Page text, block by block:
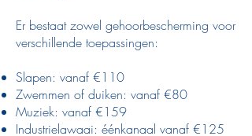
Er bestaat zowel gehoorbescherming voor
verschillende toepassingen:
Slapen: vanaf €110
Zwemmen of duiken: vanaf €80
Muziek: vanaf €159
Industrielawaai: éénkanaal vanaf €125